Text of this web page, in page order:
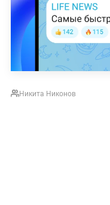
Никита Никонов